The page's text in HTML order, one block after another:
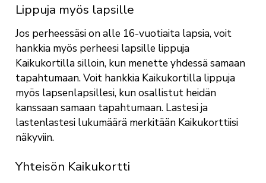
Lippuja myös lapsille
Jos perheessäsi on alle 16-vuotiaita lapsia, voit
hankkia myös perheesi lapsille lippuja
Kaikukortilla silloin, kun menette yhdessä samaan
tapahtumaan. Voit hankkia Kaikukortilla lippuja
myös lapsenlapsillesi, kun osallistut heidän
kanssaan samaan tapahtumaan. Lastesi ja
lastenlastesi lukumäärä merkitään Kaikukorttiisi
näkyviin.
Yhteisön Kaikukortti